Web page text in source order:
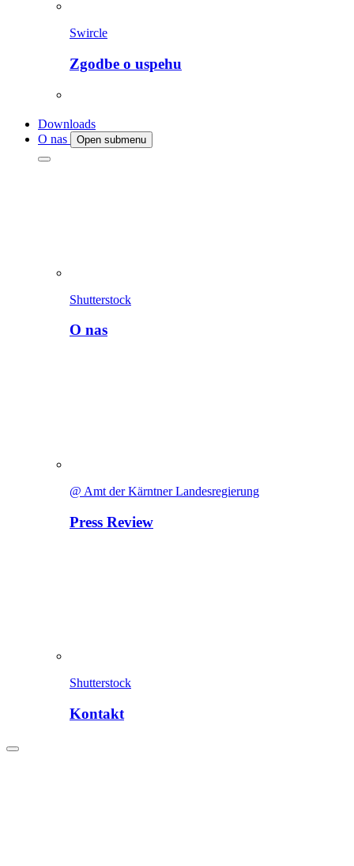
Swircle
Zgodbe o uspehu
Downloads
O nas
Open submenu
Shutterstock
O nas
@ Amt der Kärntner Landesregierung
Press Review
Shutterstock
Kontakt